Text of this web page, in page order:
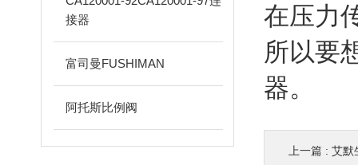
接器
富司曼FUSHIMAN
阿托斯比例阀
在压力
所以要
器。
上一篇 : 艾默